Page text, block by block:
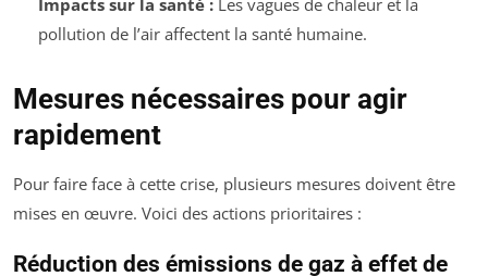
pollution de l’air affectent la santé humaine.
Mesures nécessaires pour agir
rapidement
Pour faire face à cette crise, plusieurs mesures doivent être
mises en œuvre. Voici des actions prioritaires :
Réduction des émissions de gaz à effet de